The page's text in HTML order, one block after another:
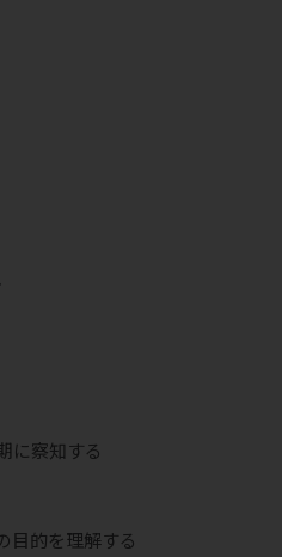
に察知する
目的を理解する